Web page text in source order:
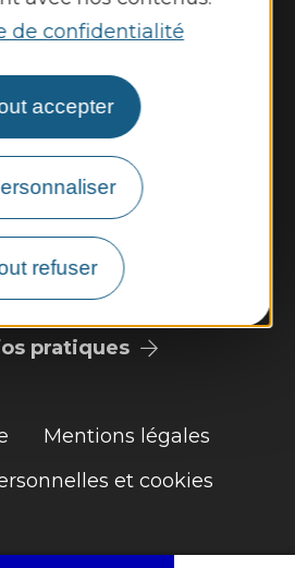
de confidentialité
accepter
refuser
pratiques
Mentions légales
et cookies